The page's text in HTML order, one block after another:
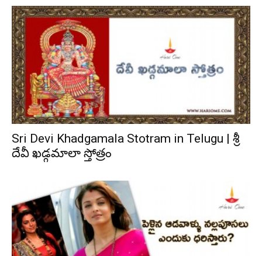
Sri Devi Khadgamala Stotram in Telugu | శ్రీ
దేవీ ఖడ్గమాలా స్తోత్రం